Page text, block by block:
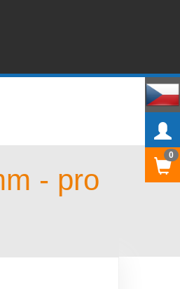
0
- pro